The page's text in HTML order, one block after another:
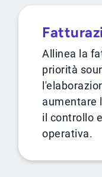
Allinea la
priorità
aumentare
il controllo
operativa.